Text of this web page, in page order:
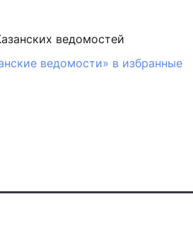
ведомостей
ведомости» в избранные